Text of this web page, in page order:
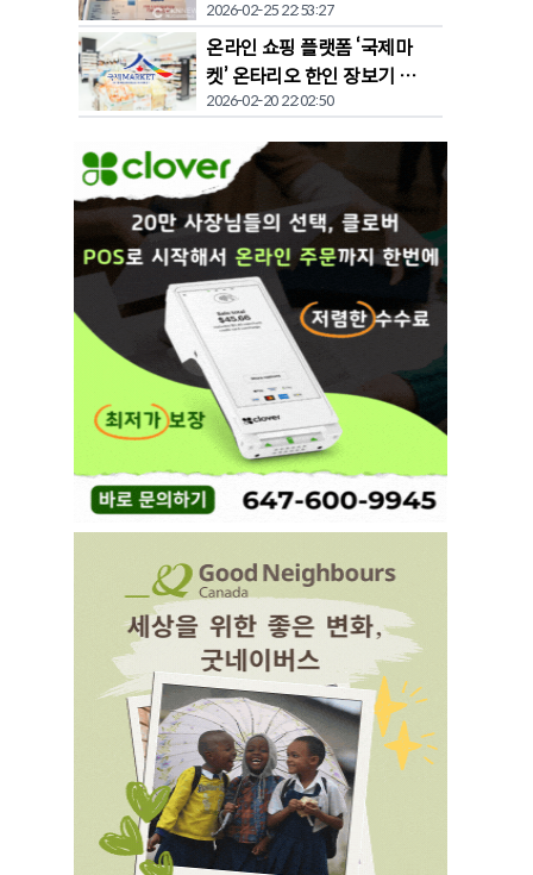
찾다"
2026-02-25 22:53:27
온라인 쇼핑 플랫폼 ‘국제마
켓’ 온타리오 한인 장보기 문
화 바꾼다
2026-02-20 22:02:50